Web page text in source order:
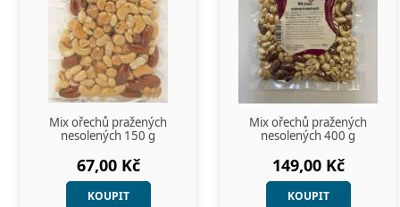
Mix ořechů pražených
nesolených 150 g
67,00 Kč
KOUPIT
Mix ořechů pražených
nesolených 400 g
149,00 Kč
KOUPIT